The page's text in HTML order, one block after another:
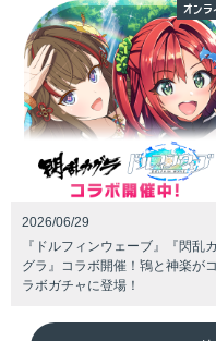
オンラ
2026/06/29
『ドルフィンウェーブ』『閃乱カ
グラ』コラボ開催！鴇と神楽がコ
ラボガチャに登場！